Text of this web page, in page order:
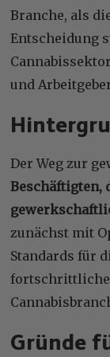
Branche, als
Entscheidung
und
Der Weg zur
Beschäftigten,
zunächst mit
Standards für
Gründe